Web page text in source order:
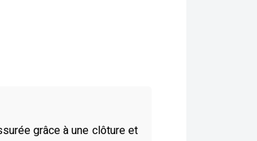
grâce à une clôture et